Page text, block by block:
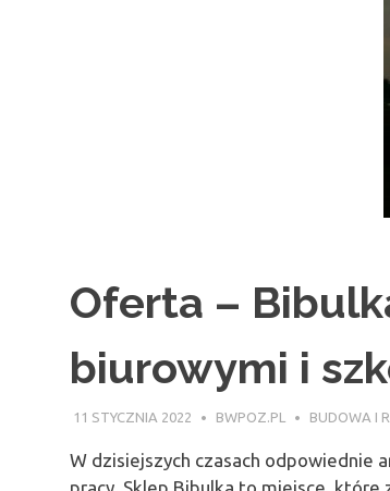
Oferta –
biurowymi i
11 STYCZNIA 2022 BWPOZ.PL BUDOWA I
W dzisiejszych czasach odpowiednie